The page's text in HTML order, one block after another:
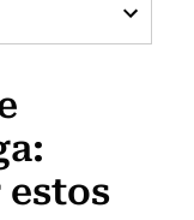
estos